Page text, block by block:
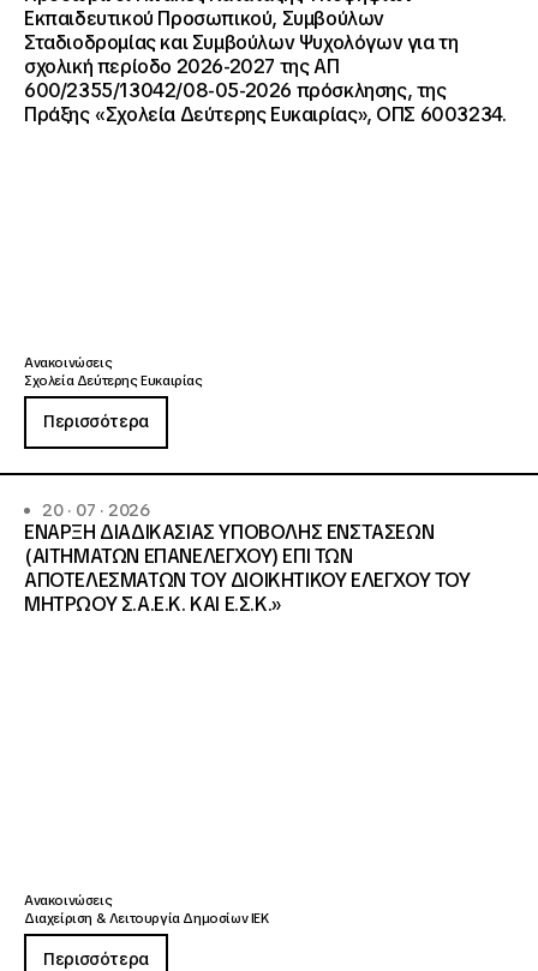
Εκπαιδευτικού Προσωπικού, Συμβούλων
Σταδιοδρομίας και Συμβούλων Ψυχολόγων για τη
σχολική περίοδο 2026-2027 της ΑΠ
600/2355/13042/08-05-2026 πρόσκλησης, της
Πράξης «Σχολεία Δεύτερης Ευκαιρίας», ΟΠΣ 6003234.
Ανακοινώσεις
Σχολεία Δεύτερης Ευκαιρίας
Περισσότερα
20 · 07 · 2026
ΕΝΑΡΞΗ ΔΙΑΔΙΚΑΣΙΑΣ ΥΠΟΒΟΛΗΣ ΕΝΣΤΑΣΕΩΝ
(ΑΙΤΗΜΑΤΩΝ ΕΠΑΝΕΛΕΓΧΟΥ) ΕΠΙ ΤΩΝ
ΑΠΟΤΕΛΕΣΜΑΤΩΝ ΤΟΥ ΔΙΟΙΚΗΤΙΚΟΥ ΕΛΕΓΧΟΥ ΤΟΥ
ΜΗΤΡΩΟΥ Σ.Α.Ε.Κ. ΚΑΙ Ε.Σ.Κ.»
Ανακοινώσεις
Διαχείριση & Λειτουργία Δημοσίων ΙΕΚ
Περισσότερα